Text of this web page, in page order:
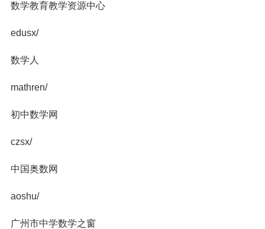
数学教育教学资源中心
edusx/
数学人
mathren/
初中数学网
czsx/
中国奥数网
aoshu/
广州市中学数学之窗